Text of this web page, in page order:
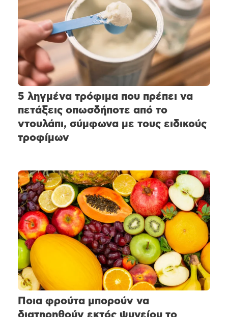
5 ληγμένα τρόφιμα που πρέπει να
πετάξεις οπωσδήποτε από το
ντουλάπι, σύμφωνα με τους ειδικούς
τροφίμων
Ποια φρούτα μπορούν να
διατηρηθούν εκτός ψυγείου το